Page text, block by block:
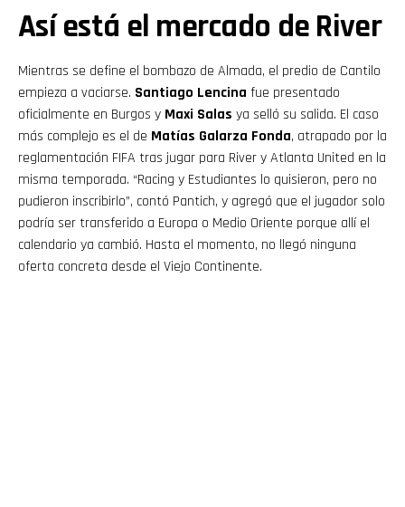
Así está el mercado de River
Mientras se define el bombazo de Almada, el predio de Cantilo
empieza a vaciarse. Santiago Lencina fue presentado
oficialmente en Burgos y Maxi Salas ya selló su salida. El caso
más complejo es el de Matías Galarza Fonda, atrapado por la
reglamentación FIFA tras jugar para River y Atlanta United en la
misma temporada. “Racing y Estudiantes lo quisieron, pero no
pudieron inscribirlo”, contó Pantich, y agregó que el jugador solo
podría ser transferido a Europa o Medio Oriente porque allí el
calendario ya cambió. Hasta el momento, no llegó ninguna
oferta concreta desde el Viejo Continente.